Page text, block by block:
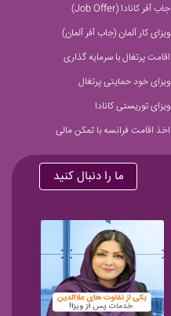
جاب آفر کانادا (Job Offer)
ویزای کار آلمان (جاب آفر آلمان)
اقامت پرتغال با سرمایه گذاری
ویزای خود حمایتی پرتغال
ویزای توریستی کانادا
اخذ اقامت فرانسه با تمکن مالی
ما را دنبال کنید